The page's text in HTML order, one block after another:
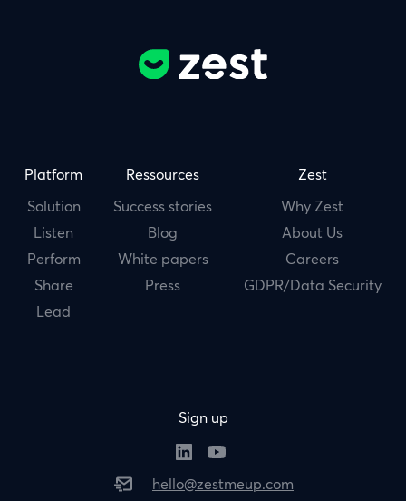
Platform
Solution
Listen
Perform
Share
Lead
Ressources
Success stories
Blog
White papers
Press
Zest
Why Zest
About Us
Careers
GDPR/Data Security
Sign up
hello@zestmeup.com